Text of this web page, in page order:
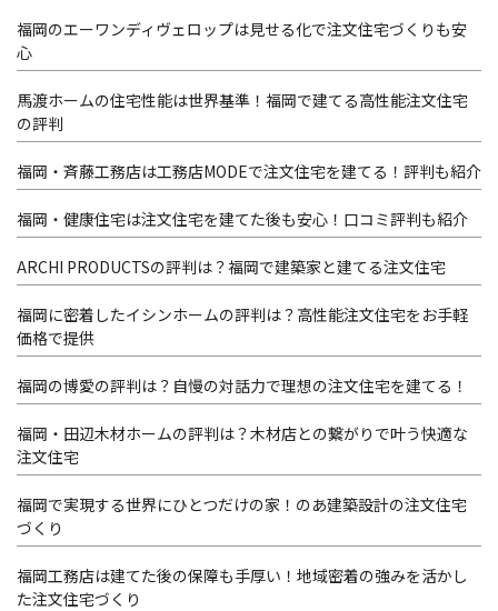
福岡のエーワンディヴェロップは見せる化で注文住宅づくりも安
心
馬渡ホームの住宅性能は世界基準！福岡で建てる高性能注文住宅
の評判
福岡・斉藤工務店は工務店MODEで注文住宅を建てる！評判も紹介
福岡・健康住宅は注文住宅を建てた後も安心！口コミ評判も紹介
ARCHI PRODUCTSの評判は？福岡で建築家と建てる注文住宅
福岡に密着したイシンホームの評判は？高性能注文住宅をお手軽
価格で提供
福岡の博愛の評判は？自慢の対話力で理想の注文住宅を建てる！
福岡・田辺木材ホームの評判は？木材店との繋がりで叶う快適な
注文住宅
福岡で実現する世界にひとつだけの家！のあ建築設計の注文住宅
づくり
福岡工務店は建てた後の保障も手厚い！地域密着の強みを活かし
た注文住宅づくり